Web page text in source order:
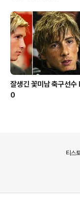
잘생긴 꽃미남 축구선
0
티스